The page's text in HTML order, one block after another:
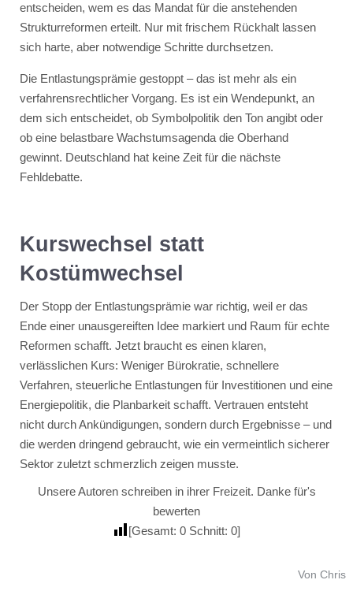
entscheiden, wem es das Mandat für die anstehenden
Strukturreformen erteilt. Nur mit frischem Rückhalt lassen
sich harte, aber notwendige Schritte durchsetzen.
Die Entlastungsprämie gestoppt – das ist mehr als ein
verfahrensrechtlicher Vorgang. Es ist ein Wendepunkt, an
dem sich entscheidet, ob Symbolpolitik den Ton angibt oder
ob eine belastbare Wachstumsagenda die Oberhand
gewinnt. Deutschland hat keine Zeit für die nächste
Fehldebatte.
Kurswechsel statt
Kostümwechsel
Der Stopp der Entlastungsprämie war richtig, weil er das
Ende einer unausgereiften Idee markiert und Raum für echte
Reformen schafft. Jetzt braucht es einen klaren,
verlässlichen Kurs: Weniger Bürokratie, schnellere
Verfahren, steuerliche Entlastungen für Investitionen und eine
Energiepolitik, die Planbarkeit schafft. Vertrauen entsteht
nicht durch Ankündigungen, sondern durch Ergebnisse – und
die werden dringend gebraucht, wie ein vermeintlich sicherer
Sektor zuletzt schmerzlich zeigen musste.
Unsere Autoren schreiben in ihrer Freizeit. Danke für's
bewerten
[Gesamt: 0 Schnitt: 0]
Von Chris